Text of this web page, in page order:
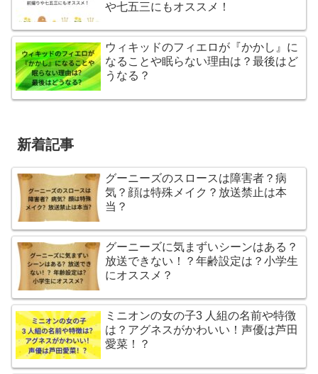
や七五三にもオススメ！
ウィキッドのフィエロが『かかし』に
なることや眠らない理由は？最後はど
うなる？
新着記事
グーニーズのスロースは障害者？病
気？顔は特殊メイク？放送禁止は本
当？
グーニーズに気まずいシーンはある？
放送できない！？年齢設定は？小学生
にオススメ？
ミニオンの女の子3 人組の名前や特徴
は？アグネスがかわいい！声優は芦田
愛菜！？